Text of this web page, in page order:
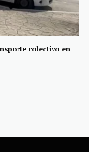
colectivo en